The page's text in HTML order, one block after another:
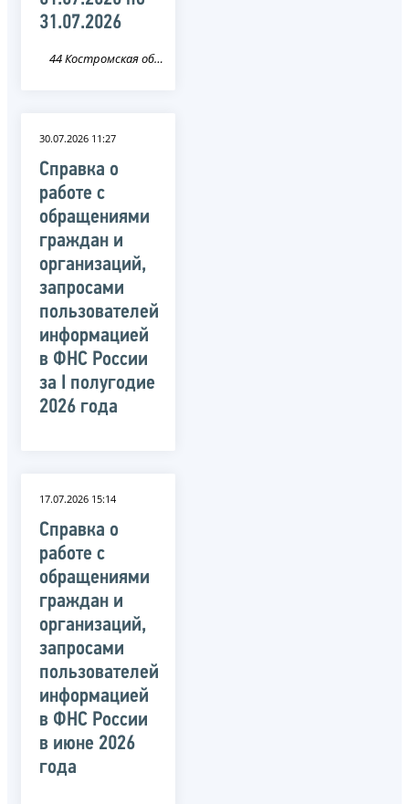
31.07.2026
44 Костромская область
30.07.2026 11:27
Справка о
работе с
обращениями
граждан и
организаций,
запросами
пользователей
информацией
в ФНС России
за I полугодие
2026 года
17.07.2026 15:14
Справка о
работе с
обращениями
граждан и
организаций,
запросами
пользователей
информацией
в ФНС России
в июне 2026
года